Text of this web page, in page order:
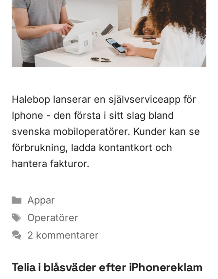
Halebop lanserar en självserviceapp för
Iphone - den första i sitt slag bland
svenska mobiloperatörer. Kunder kan se
förbrukning, ladda kontantkort och
hantera fakturor.
Kategorier
Appar
Etiketter
Operatörer
2 kommentarer
Telia i blåsväder efter iPhonereklam